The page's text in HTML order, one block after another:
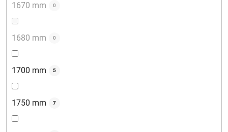
1670 mm 0
1680 mm 0
1700 mm 5
1750 mm 7